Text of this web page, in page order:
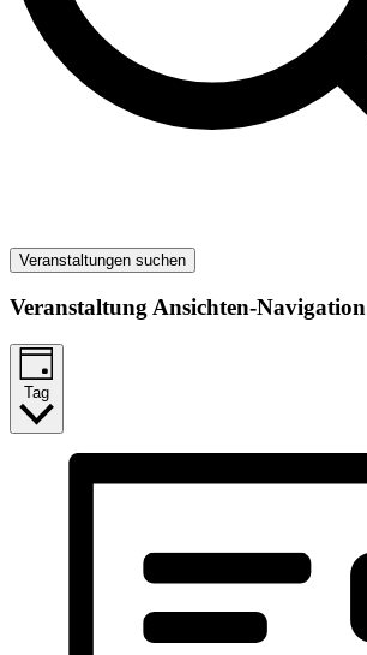
Veranstaltungen suchen
Veranstaltung Ansichten-Navigation
Tag